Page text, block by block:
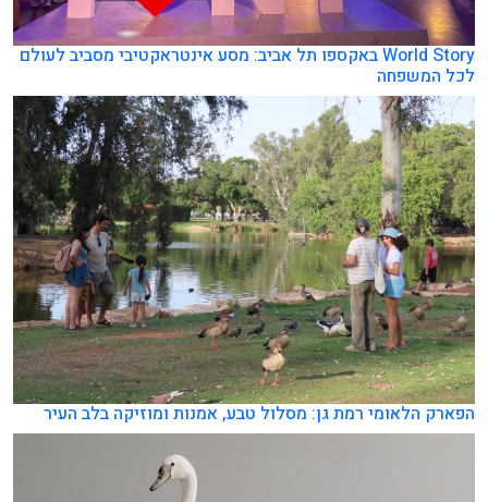
World Story באקספו תל אביב: מסע אינטראקטיבי מסביב לעולם
לכל המשפחה
הפארק הלאומי רמת גן: מסלול טבע, אמנות ומוזיקה בלב העיר